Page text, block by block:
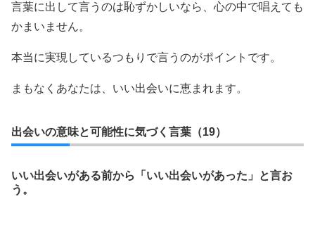
言葉に出して言うのは恥ずかしいなら、心の中で唱えても
かまいません。
本当に実現しているつもりで言うのがポイントです。
まもなくあなたは、いい出会いに恵まれます。
出会いの意味と可能性に気づく言葉（19）
いい出会いがある前から「いい出会いがあった」と言お
う。